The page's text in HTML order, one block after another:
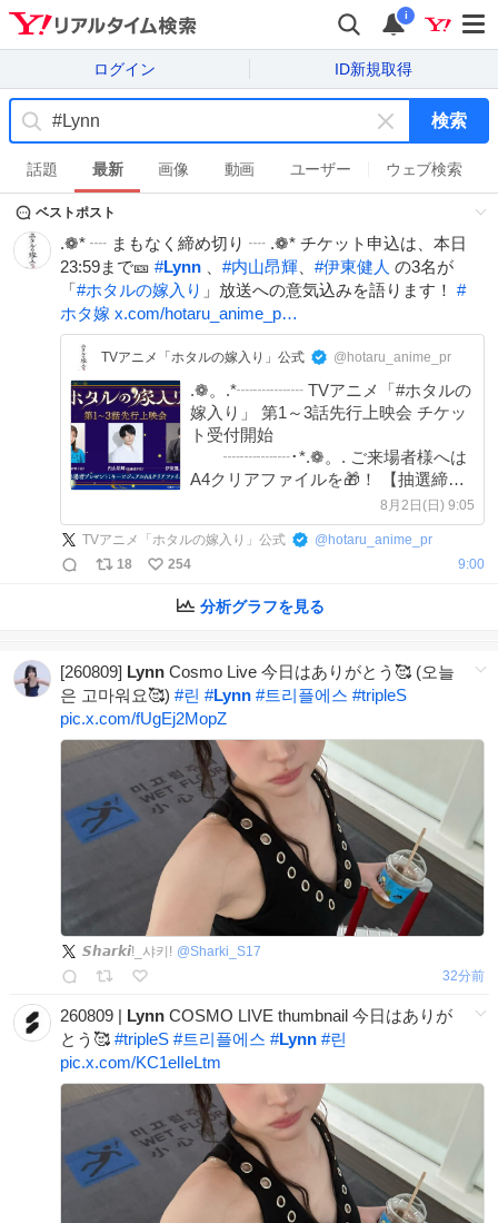
i
ログイン ID新規取得
キ
ー
ワ
ド
を
消
検索
話題 最新 画像 動画 ユーザー ウェブ検索
ベストポスト
.❁* ┈ まもなく締め切り ┈ .❁* チケット申込は、本日
23:59まで🎫 #Lynn #内山昂輝 #伊東健人 の3名が
「#ホタルの嫁入り 」放送への意気込みを語ります！ #
ホタ嫁 x.com/hotaru_anime_p…
TVアニメ「ホタルの嫁入り」公式 @hotaru_anime_pr
.❁。.*┈┈┈┈ TVアニメ「#ホタルの
嫁入り」 第1～3話先行上映会 チケッ
ト受付開始
┈┈┈┈･*.❁。. ご来場者様へは
A4クリアファイルを🎁！ 【抽選締
切】8/9(日)23:59まで 【日時】
9/6(日)12:30の回、15:00の回 【場所】
ユナイテッド・シネマ豊洲 【登壇予
定】#Lynn
8月2日(日) 9:05
TVアニメ「ホタルの嫁入り」公式 @ hotaru_anime_pr
18
254 9:00
分析グラフを見る
[260809] Lynn Cosmo Live 今日はありがとう🥰 (오늘
은 고마워요🥰) #린 #Lynn #트리플에스 #tripleS
pic.x.com/fUgEj2MopZ
𝙎𝙝𝙖𝙧𝙠𝙞!_샤키! @Sharki_S17
32分前
260809 | Lynn COSMO LIVE thumbnail 今日はありが
とう🥰 #tripleS #트리플에스 #Lynn #린
pic.x.com/KC1elIeLtm